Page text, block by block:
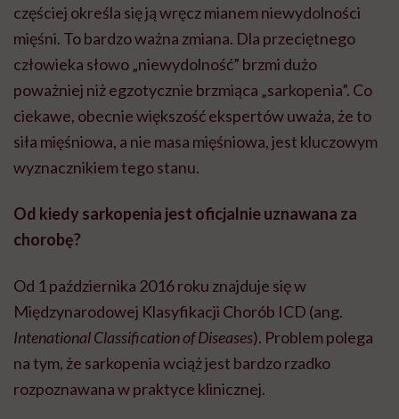
częściej określa się ją wręcz mianem niewydolności
mięśni. To bardzo ważna zmiana. Dla przeciętnego
człowieka słowo „niewydolność” brzmi dużo
poważniej niż egzotycznie brzmiąca „sarkopenia”. Co
ciekawe, obecnie większość ekspertów uważa, że to
siła mięśniowa, a nie masa mięśniowa, jest kluczowym
wyznacznikiem tego stanu.
Od kiedy sarkopenia jest oficjalnie uznawana za
chorobę?
Od 1 października 2016 roku znajduje się w
Międzynarodowej Klasyfikacji Chorób ICD (ang.
Intenational Classification of Diseases). Problem polega
na tym, że sarkopenia wciąż jest bardzo rzadko
rozpoznawana w praktyce klinicznej.